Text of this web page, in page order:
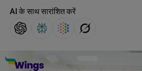
AI के साथ सारांशित करें